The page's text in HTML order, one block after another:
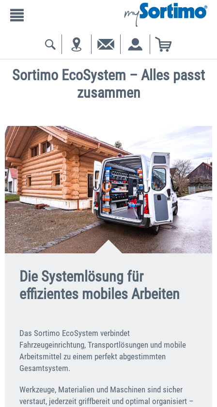
Sortimo EcoSystem – Alles passt
zusammen
Die Systemlösung für
effizientes mobiles Arbeiten
Das Sortimo EcoSystem verbindet
Fahrzeugeinrichtung, Transportlösungen und mobile
Arbeitsmittel zu einem perfekt abgestimmten
Gesamtsystem.
Werkzeuge, Materialien und Maschinen sind sicher
verstaut, jederzeit griffbereit und optimal organisiert –